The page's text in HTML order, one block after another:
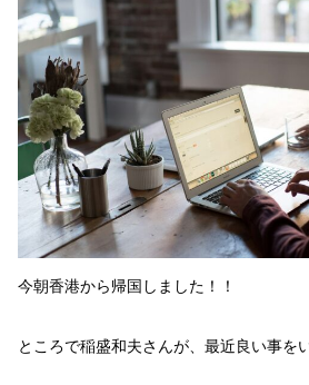
今朝香港から帰国しました！！
ところで稲盛和夫さんが、最近良い事を